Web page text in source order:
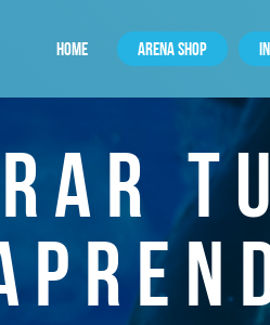
HOME ARENA SHOP
TU